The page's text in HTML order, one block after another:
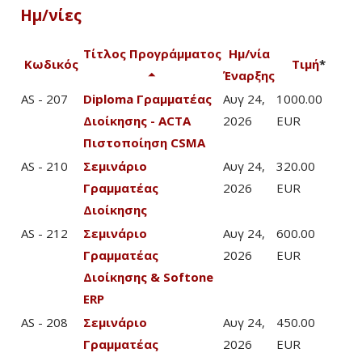
Ημ/νίες
Κωδικός
Τίτλος Προγράμματος Ημ/νία
Έναρξης
Τιμή*
AS - 207
Diploma Γραμματέας
Διοίκησης - ACTA
Πιστοποίηση CSMA
Αυγ 24,
2026
1000.00
EUR
AS - 210
Σεμινάριο
Γραμματέας
Διοίκησης
Αυγ 24,
2026
320.00
EUR
AS - 212
Σεμινάριο
Γραμματέας
Διοίκησης & Softone
ERP
Αυγ 24,
2026
600.00
EUR
AS - 208
Σεμινάριο
Γραμματέας
Αυγ 24,
2026
450.00
EUR